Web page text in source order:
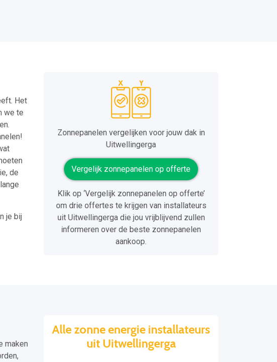
Het
we te
de
je bij
Zonnepanelen vergelijken voor jouw dak in
Uitwellingerga
Vergelijk zonnepanelen op offerte
Klik op ‘Vergelijk zonnepanelen op offerte’
om drie offertes te krijgen van installateurs
uit Uitwellingerga die jou vrijblijvend zullen
informeren over de beste zonnepanelen
aankoop.
maken
Alle zonne energie installateurs
uit Uitwellingerga